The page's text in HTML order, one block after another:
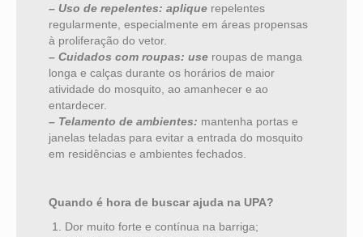
– Uso de repelentes: aplique repelentes
regularmente, especialmente em áreas propensas
à proliferação do vetor.
– Cuidados com roupas: use roupas de manga
longa e calças durante os horários de maior
atividade do mosquito, ao amanhecer e ao
entardecer.
– Telamento de ambientes: mantenha portas e
janelas teladas para evitar a entrada do mosquito
em residências e ambientes fechados.
Quando é hora de buscar ajuda na UPA?
Dor muito forte e contínua na barriga;